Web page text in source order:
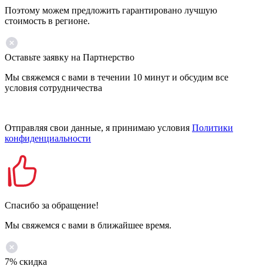
Поэтому можем предложить гарантировано лучшую
стоимость в регионе.
Оставьте заявку на Партнерство
Мы свяжемся с вами в течении 10 минут и обсудим все
условия сотрудничества
Отправляя свои данные, я принимаю условия Политики
конфиденциальности
Спасибо за обращение!
Мы свяжемся с вами в ближайшее время.
7% скидка